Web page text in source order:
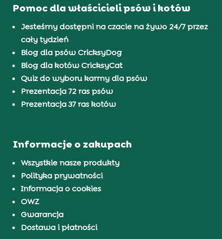
Pomoc dla właścicieli psów i kotów
Jesteśmy dostępni na czacie na żywo 24/7 przez
cały tydzień
Blog dla psów CricksyDog
Blog dla kotów CricksyCat
Quiz do wyboru karmy dla psów
Prezentacja 72 ras psów
Prezentacja 37 ras kotów
Informacje o zakupach
Wszystkie nasze produkty
Polityka prywatności
Informacja o cookies
OWZ
Gwarancja
Dostawa i płatności